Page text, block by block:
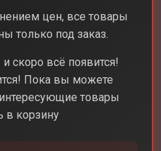
цен, все товары
только под заказ.
всё появится!
Пока вы можете
товары
в корзину